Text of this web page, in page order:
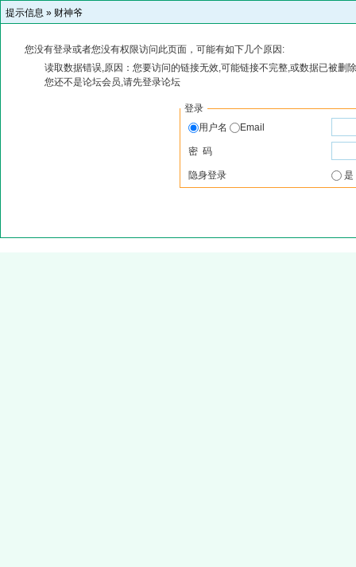
提示信息 » 财神爷
您没有登录或者您没有权限访问此页面，可能有如下几个原因:
读取数据错误,原因：您要访问的链接无效,可能链接不完整,或数据已被删
您还不是论坛会员,请先登录论坛
登录
用户名
Email
密 码
隐身登录